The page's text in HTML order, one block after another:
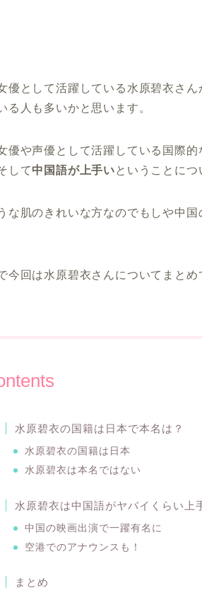
優として活躍している水原碧衣さ
る人も多いかと思います。
優や声優として活躍している国際
して中国語が上手いということにつ
な肌のきれいな方なのでもしや中
今回は水原碧衣さんについてまとめ
水原碧衣の国籍は日本で本名は？
水原碧衣の国籍は日本
水原碧衣は本名ではない
水原碧衣は中国語がヤバイくらい上
中国の映画出演で一躍有名に
空港でのアナウンスも！
まとめ